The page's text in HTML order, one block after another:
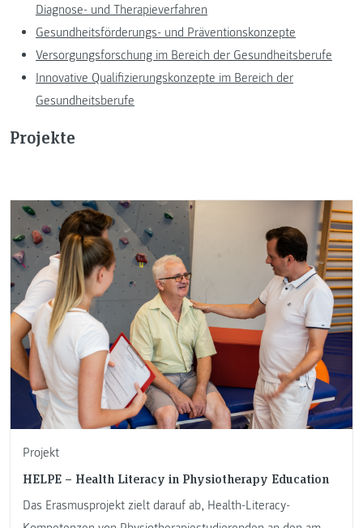
Diagnose- und Therapieverfahren
Gesundheitsförderungs- und Präventionskonzepte
Versorgungsforschung im Bereich der Gesundheitsberufe
Innovative Qualifizierungskonzepte im Bereich der
Gesundheitsberufe
Projekte
Projekt
HELPE – Health Literacy in Physiotherapy Education
Das Erasmusprojekt zielt darauf ab, Health-Literacy-